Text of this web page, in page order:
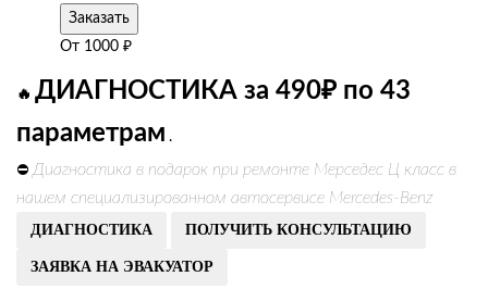
Заказать
От 1000 ₽
🔥 ДИАГНОСТИКА за 490₽ по 43
параметрам .
⛔ Диагностика в подарок при ремонте Мерседес Ц класс в
нашем специализированном автосервисе Mercedes-Benz
ДИАГНОСТИКА ПОЛУЧИТЬ КОНСУЛЬТАЦИЮ
ЗАЯВКА НА ЭВАКУАТОР